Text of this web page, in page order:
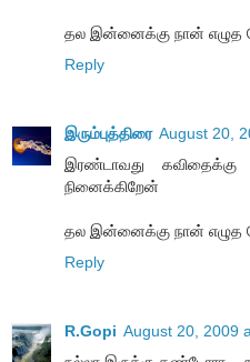
தல இன்னைக்கு நான் எழுத
Reply
இரும்புத்திரை August 20,
இரண்டாவது கவிதைக்கு
நினைக்கிறேன்
தல இன்னைக்கு நான் எழுத
Reply
R.Gopi August 20, 2009